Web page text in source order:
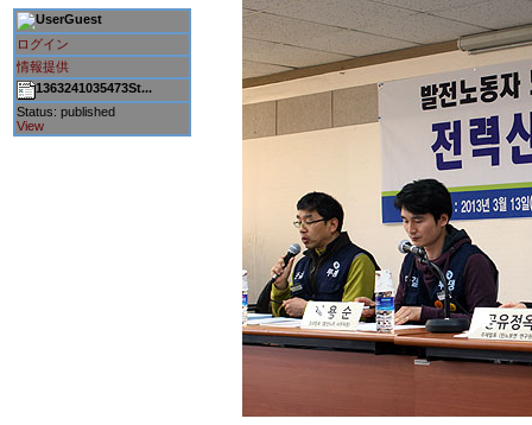
Guest
ログイン
情報提供
1363241035473St...
Status: published
View